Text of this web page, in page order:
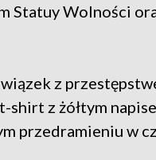
Statuy Wolności
z
z żółtym
przedramieniu w